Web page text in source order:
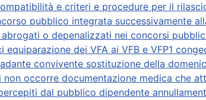
e criteri e procedure per il
pubblico integrata successivamente
o depenalizzati nei concorsi
dei VFA ai VFB e VFP1
convivente sostituzione della
occorre documentazione medica che
dal pubblico dipendente